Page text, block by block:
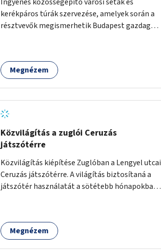
kerékpáros túrák szervezése, amelyek során a
résztvevők megismerhetik Budapest gazdag
mozgás népszerűsítésével mindenki számára
nagy élményt nyújthat.
Megnézem
Közvilágítás a zuglói Ceruzás
játszótérre
Közvilágítás kiépítése Zuglóban a Lengyel utcai
Ceruzás játszótérre. A világítás biztosítaná a
játszótér használatát a sötétebb hónapokban,
Megnézem